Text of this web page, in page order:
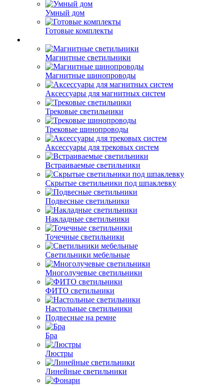
Умный дом
Готовые комплекты
Магнитные светильники
Магнитные шинопроводы
Аксессуары для магнитных систем
Трековые светильники
Трековые шинопроводы
Аксессуары для трековых систем
Встраиваемые светильники
Скрытые светильники под шпаклевку
Подвесные светильники
Накладные светильники
Точечные светильники
Светильники мебельные
Многолучевые светильники
ФИТО светильники
Настольные светильники
Подвесные на ремне
Бра
Люстры
Линейные светильники